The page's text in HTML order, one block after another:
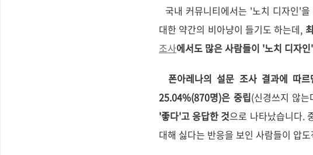
국내 커뮤니티에서는 '노치 디자인'
대한 약간의 비아냥이 들기도 하는데,
조사에서도 많은 사람들이 '노치 디자
폰아레나의 설문 조사 결과에 따
25.04%(870명)은 중립(신경쓰지 않
'좋다'고 응답한 것으로 나타났습니다.
대해 싫다는 반응을 보인 사람들이 압